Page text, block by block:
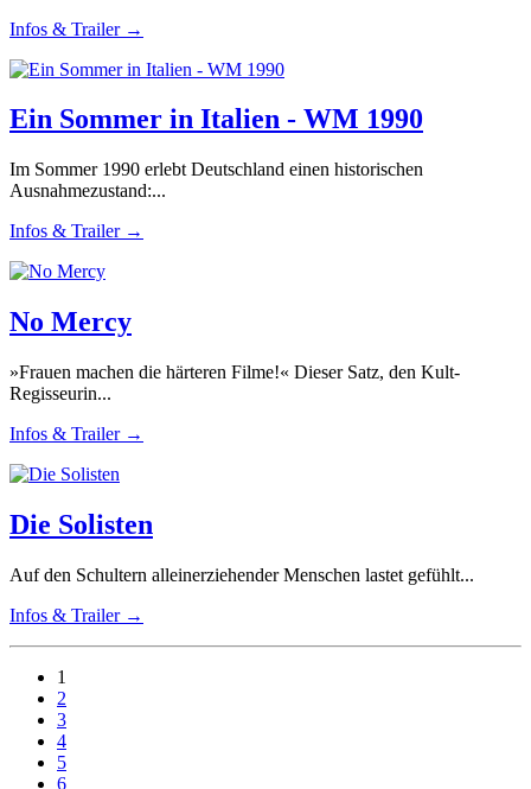
Infos & Trailer →
Ein Sommer in Italien - WM 1990
Im Sommer 1990 erlebt Deutschland einen historischen
Ausnahmezustand:...
Infos & Trailer →
No Mercy
»Frauen machen die härteren Filme!« Dieser Satz, den Kult-
Regisseurin...
Infos & Trailer →
Die Solisten
Auf den Schultern alleinerziehender Menschen lastet gefühlt...
Infos & Trailer →
1
2
3
4
5
6